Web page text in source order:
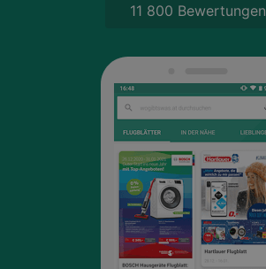
11 800 Bewertungen